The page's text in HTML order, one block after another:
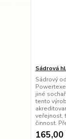
Sádrová
Sádrový
jiné
tento
veřejnost,
činnost.
165,00